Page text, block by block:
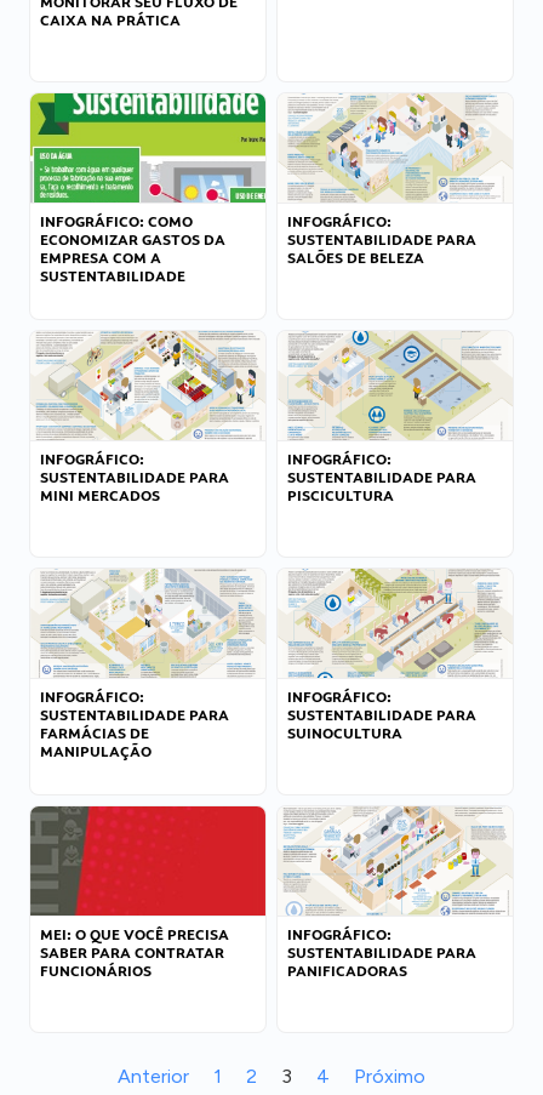
CAIXA NA PRÁTICA
INFOGRÁFICO: COMO
ECONOMIZAR GASTOS DA
EMPRESA COM A
SUSTENTABILIDADE
INFOGRÁFICO:
SUSTENTABILIDADE PARA
SALÕES DE BELEZA
INFOGRÁFICO:
SUSTENTABILIDADE PARA
MINI MERCADOS
INFOGRÁFICO:
SUSTENTABILIDADE PARA
PISCICULTURA
INFOGRÁFICO:
SUSTENTABILIDADE PARA
FARMÁCIAS DE
MANIPULAÇÃO
INFOGRÁFICO:
SUSTENTABILIDADE PARA
SUINOCULTURA
MEI: O QUE VOCÊ PRECISA
SABER PARA CONTRATAR
FUNCIONÁRIOS
INFOGRÁFICO:
SUSTENTABILIDADE PARA
PANIFICADORAS
Anterior 1 2 3 4 Próximo